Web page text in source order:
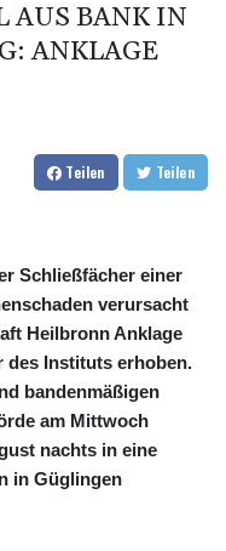
AUS BANK IN
ANKLAGE
Teilen Teilen
Schließfächer einer
verursacht
Heilbronn Anklage
des Instituts erhoben.
bandenmäßigen
am Mittwoch
nachts in eine
in Güglingen